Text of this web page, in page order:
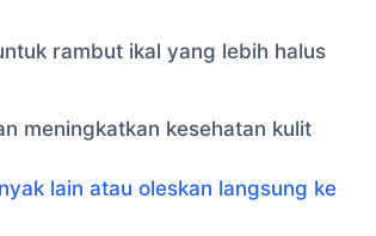
rambut ikal yang lebih halus
meningkatkan kesehatan kulit
lain atau oleskan langsung ke